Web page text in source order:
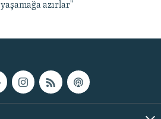
yaşamağa azırlar"